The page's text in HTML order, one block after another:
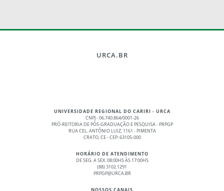
URCA.BR
UNIVERSIDADE REGIONAL DO CARIRI - URCA
CNPJ - 06.740.864/0001-26
PRÓ-REITORIA DE PÓS-GRADUAÇÃO E PESQUISA - PRPGP
RUA CEL. ANTÔNIO LUIZ, 1161 - PIMENTA
CRATO, CE - CEP: 63105-000
HORÁRIO DE ATENDIMENTO
DE SEG. A SEX. 08:00HS ÀS 17:00HS
(88) 3102.1291
PRPGP@URCA.BR